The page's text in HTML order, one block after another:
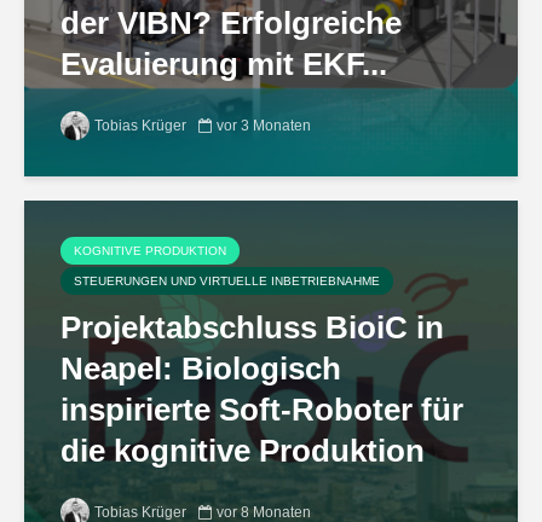
der VIBN? Erfolgreiche
Evaluierung mit EKF...
Tobias Krüger vor 3 Monaten
KOGNITIVE PRODUKTION
STEUERUNGEN UND VIRTUELLE INBETRIEBNAHME
Projektabschluss BioiC in
Neapel: Biologisch
inspirierte Soft-Roboter für
die kognitive Produktion
Tobias Krüger vor 8 Monaten